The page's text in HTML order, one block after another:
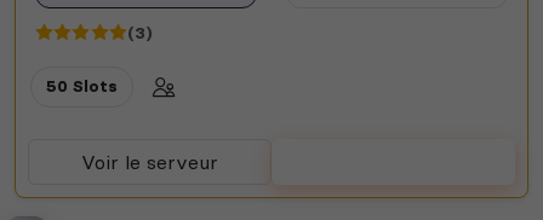
(3)
50 Slots
Voir le serveur